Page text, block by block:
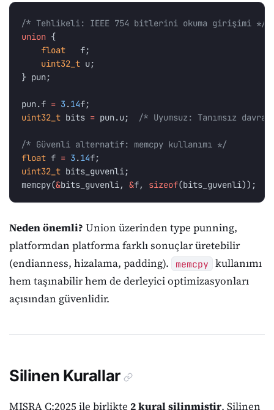
/* Tehlikeli: IEEE 754 bitlerini okuma girişimi */
union {
float
f;
uint32_t u;
} pun;
pun.f = 3.14f;
uint32_t bits = pun.u; /* Uyumsuz: Tanımsız
/* Güvenli alternatif: memcpy kullanımı */
float f = 3.14f;
uint32_t bits_guvenli ;
memcpy(&bits_guvenli , &f, sizeof(bits_guvenli));
Neden önemli? Union üzerinden type punning,
platformdan platforma farklı sonuçlar üretebilir
(endianness, hizalama, padding).
memcpy kullanımı
hem taşınabilir hem de derleyici optimizasyonları
açısından güvenlidir.
Silinen Kurallar
MISRA C:2025 ile birlikte 2 kural silinmiştir. Silinen